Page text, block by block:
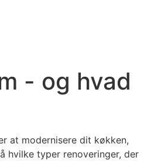
- og hvad
at modernisere dit køkken,
hvilke typer renoveringer, der